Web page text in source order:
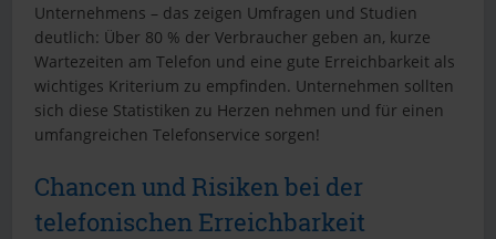
Unternehmens – das zeigen Umfragen und Studien
deutlich: Über 80 % der Verbraucher geben an, kurze
Wartezeiten am Telefon und eine gute Erreichbarkeit als
wichtiges Kriterium zu empfinden. Unternehmen sollten
sich diese Statistiken zu Herzen nehmen und für einen
umfangreichen Telefonservice sorgen!
Chancen und Risiken bei der
telefonischen Erreichbarkeit